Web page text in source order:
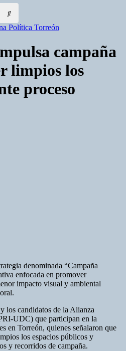
Política Torreón
campaña
limpios los
proceso
denominada “Campaña
enfocada en promover
impacto visual y ambiental
los candidatos de la Alianza
UDC) que participan en la
en Torreón, quienes señalaron que
los espacios públicos y
y recorridos de campaña.